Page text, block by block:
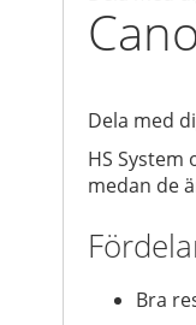
Dela med
HS
medan de
Bra